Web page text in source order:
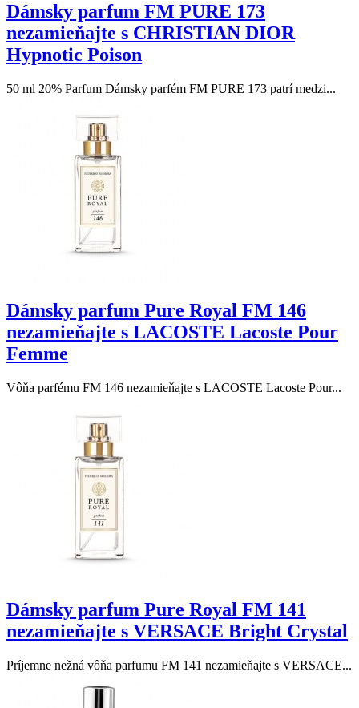
Dámsky parfum FM PURE 173
nezamieňajte s CHRISTIAN DIOR
Hypnotic Poison
50 ml 20% Parfum Dámsky parfém FM PURE 173 patrí medzi...
Dámsky parfum Pure Royal FM 146
nezamieňajte s LACOSTE Lacoste Pour
Femme
Vôňa parfému FM 146 nezamieňajte s LACOSTE Lacoste Pour...
Dámsky parfum Pure Royal FM 141
nezamieňajte s VERSACE Bright Crystal
Príjemne nežná vôňa parfumu FM 141 nezamieňajte s VERSACE...